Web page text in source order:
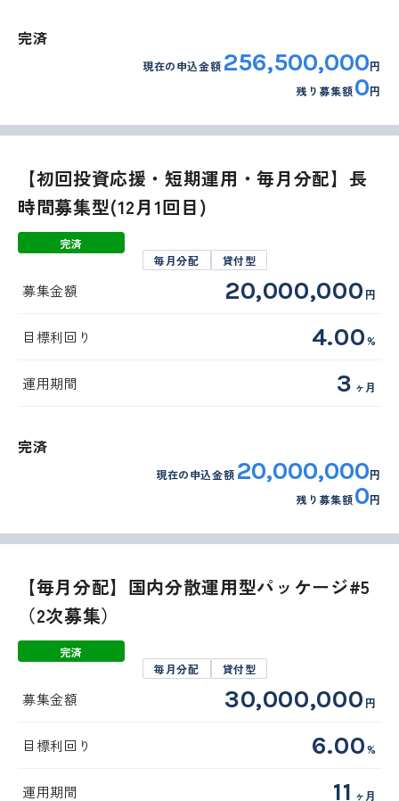
完済
現在の申込金額 256,500,000円
残り募集額0円
完済
【初回投資応援・短期運用・毎月分配】長
時間募集型(12月1回目)
毎月分配 貸付型
募集金額 20,000,000 円
目標利回り 4.00%
運用期間 3 ヶ月
完済
現在の申込金額 20,000,000円
残り募集額0円
完済
【毎月分配】国内分散運用型パッケージ#5
（2次募集）
毎月分配 貸付型
募集金額 30,000,000 円
目標利回り 6.00%
運用期間 11 ヶ月